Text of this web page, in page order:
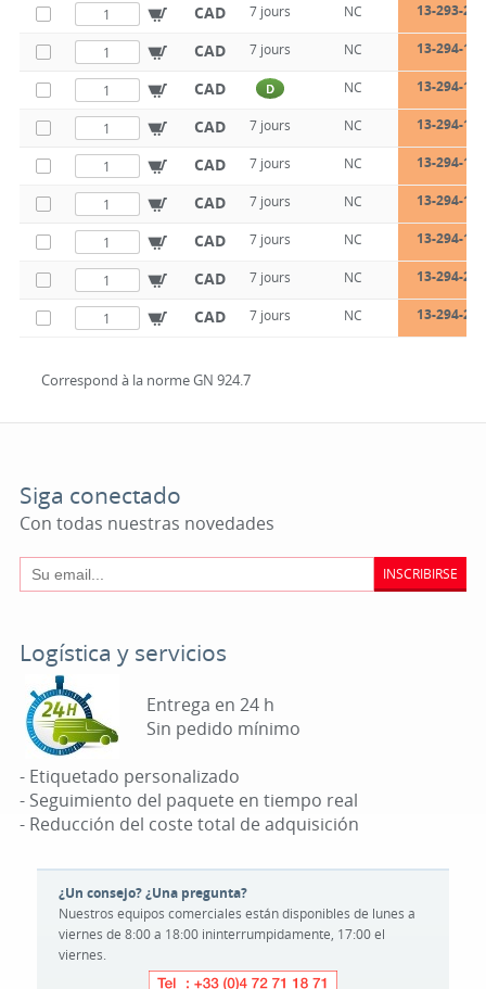
CAD 7 jours NC 13-293-
CAD 7 jours NC 13-294-
CAD D NC 13-294-
CAD 7 jours NC 13-294-
CAD 7 jours NC 13-294-
CAD 7 jours NC 13-294-
CAD 7 jours NC 13-294-
CAD 7 jours NC 13-294-
CAD 7 jours NC 13-294-
Correspond à la norme GN 924.7
Siga conectado
Con todas nuestras novedades
INSCRIBIRSE
Logística y servicios
Entrega en 24 h
Sin pedido mínimo
- Etiquetado personalizado
- Seguimiento del paquete en tiempo real
- Reducción del coste total de adquisición
¿Un consejo? ¿Una pregunta?
Nuestros equipos comerciales están disponibles de lunes a
viernes de 8:00 a 18:00 ininterrumpidamente, 17:00 el
viernes.